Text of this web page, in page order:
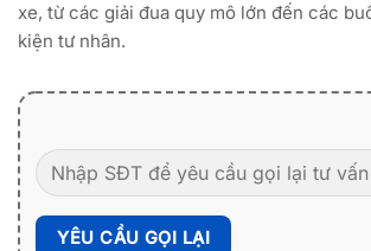
xe, từ các giải đua quy mô lớn đến các
kiện tư nhân.